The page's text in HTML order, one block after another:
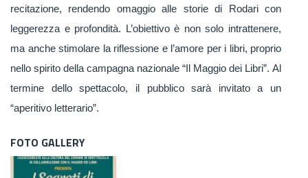
recitazione, rendendo omaggio alle storie di Rodari con
leggerezza e profondità. L’obiettivo è non solo intrattenere,
ma anche stimolare la riflessione e l’amore per i libri, proprio
nello spirito della campagna nazionale “Il Maggio dei Libri”. Al
termine dello spettacolo, il pubblico sarà invitato a un
“aperitivo letterario”.
FOTO GALLERY